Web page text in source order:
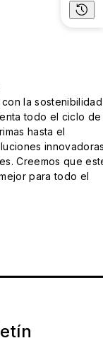
con la sostenibilidad
todo el ciclo de
hasta el
Creemos que
para todo el